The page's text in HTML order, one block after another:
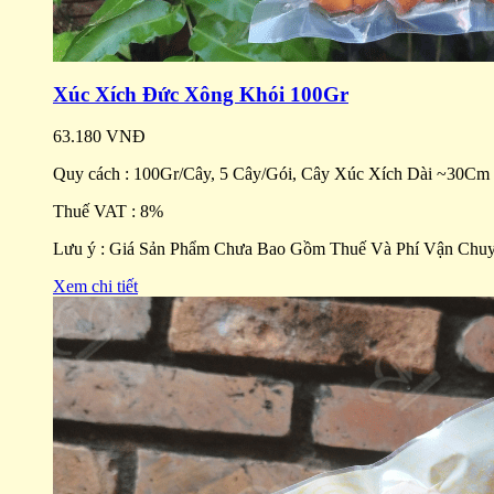
Xúc Xích Đức Xông Khói 100Gr
63.180 VNĐ
Quy cách : 100Gr/Cây, 5 Cây/Gói, Cây Xúc Xích Dài ~30Cm
Thuế VAT : 8%
Lưu ý : Giá Sản Phẩm Chưa Bao Gồm Thuế Và Phí Vận
Xem chi tiết